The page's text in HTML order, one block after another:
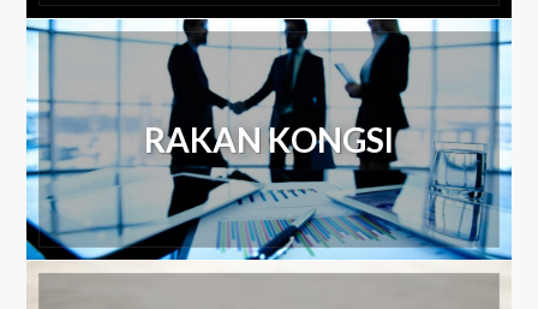
SEE ALL OFFERS
RAKAN KONGSI